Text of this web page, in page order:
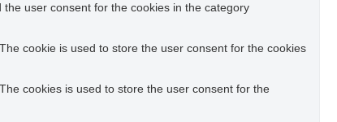
user consent for the cookies in the category
cookie is used to store the user consent for the cookies
cookies is used to store the user consent for the